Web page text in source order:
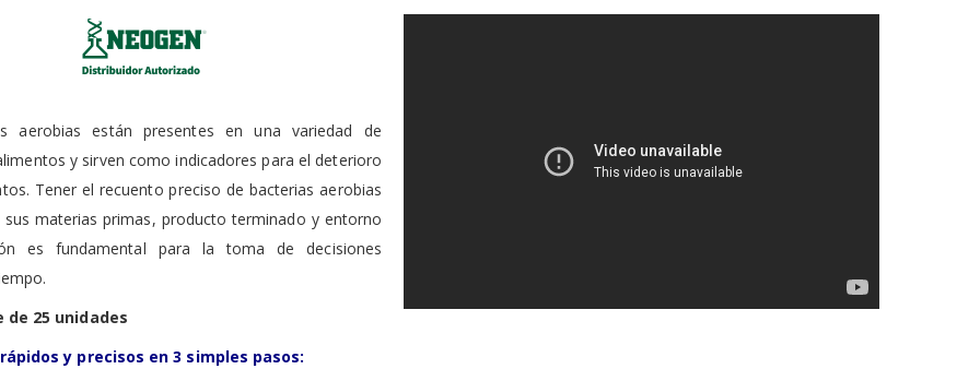
aerobias están presentes en una variedad de
y sirven como indicadores para el deterioro
Tener el recuento preciso de bacterias aerobias
sus materias primas, producto terminado y entorno
es fundamental para la toma de decisiones
de 25 unidades
y precisos en 3 simples pasos: